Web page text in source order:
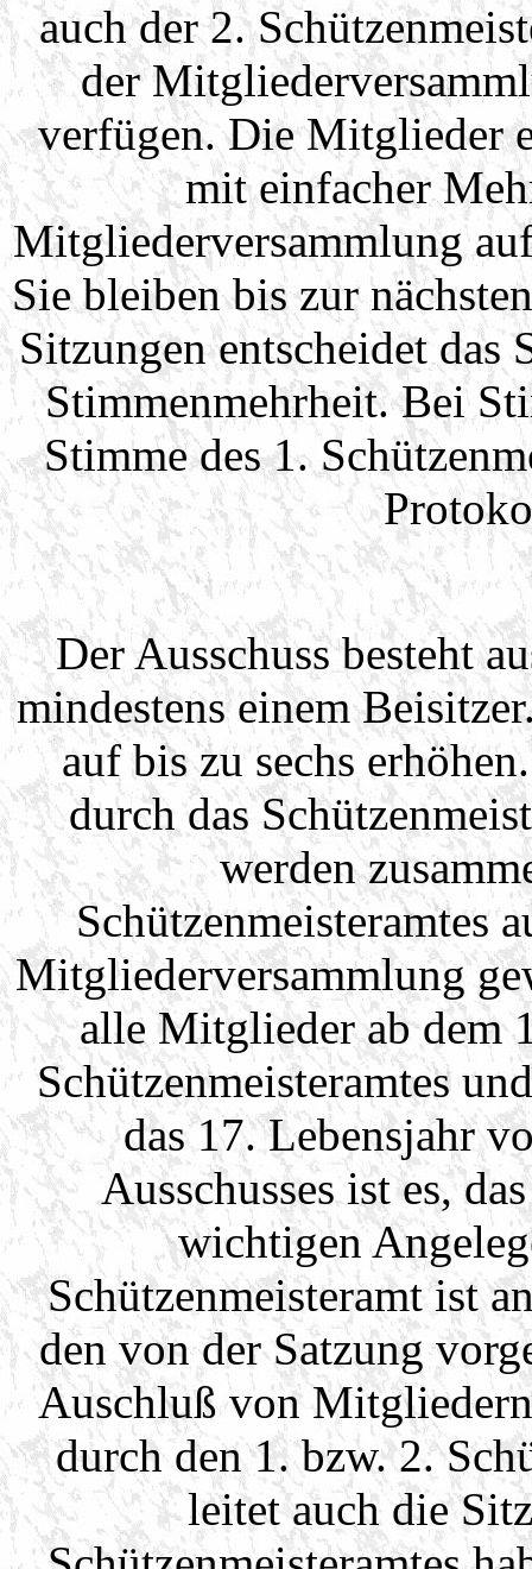
auch der 2.
der
verfügen. Die Mitglieder
mit einfacher
Mitgliederversammlung
Sie bleiben bis zur
Sitzungen entscheidet das
Stimmenmehrheit. Bei
Stimme des 1.
Der Ausschuss besteht
mindestens einem
auf bis zu sechs
durch das
werden
Schützenmeisteramtes
Mitgliederversammlung
alle Mitglieder ab dem
Schützenmeisteramtes
das 17. Lebensjahr
Ausschusses ist es,
wichtigen
Schützenmeisteramt ist
den von der Satzung
Auschluß von
durch den 1. bzw. 2.
leitet auch die